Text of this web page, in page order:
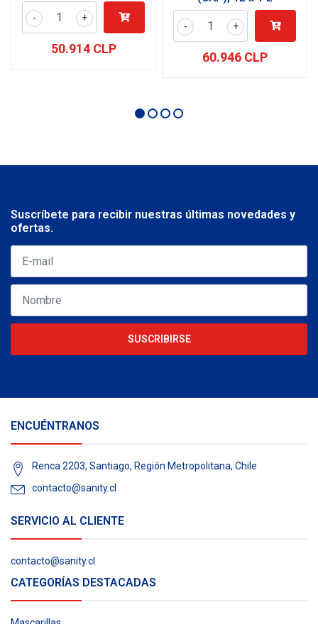
+
-
50.914 CLP
+
-
60.946 CLP
Suscríbete para recibir nuestras últimas novedades y
ofertas.
SUSCRIBIRSE
ENCUÉNTRANOS
Renca 2203, Santiago, Región Metropolitana, Chile
contacto@sanity.cl
SERVICIO AL CLIENTE
contacto@sanity.cl
CATEGORÍAS DESTACADAS